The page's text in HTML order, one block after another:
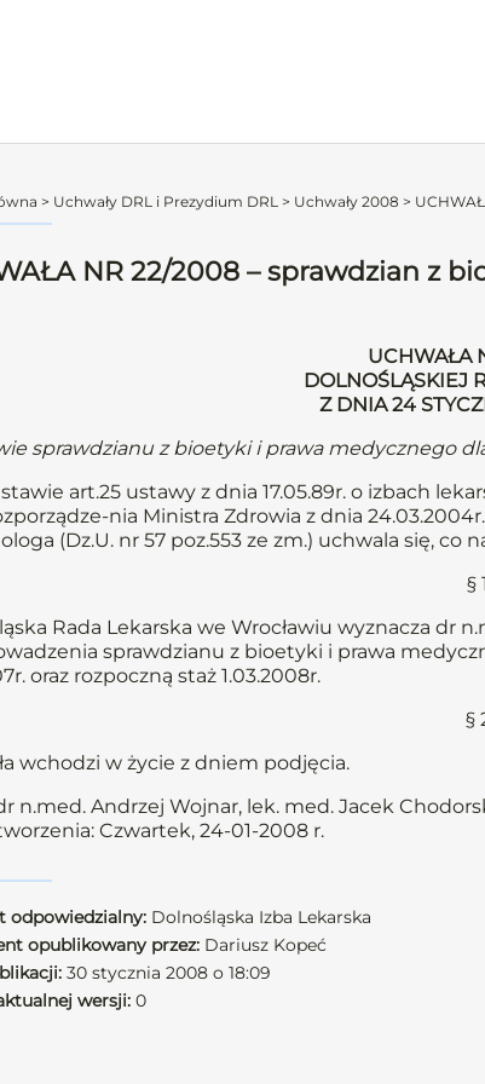
> Uchwały DRL i Prezydium DRL > Uchwały 2008 >
NR 22/2008 – sprawdzian z
UCHWAŁA
DOLNOŚLĄSKIEJ
Z DNIA 24
sprawdzianu z bioetyki i prawa medycznego
art.25 ustawy z dnia 17.05.89r. o izbach
nia Ministra Zdrowia z dnia
(Dz.U. nr 57 poz.553 ze zm.) uchwala się, co
§ 1
Rada Lekarska we Wrocławiu wyznacza dr
sprawdzianu z bioetyki i prawa
oraz rozpoczną staż 1.03.2008r.
§
wchodzi w życie z dniem podjęcia.
n.med. Andrzej Wojnar, lek. med. Jacek
Czwartek, 24-01-2008 r.
odpowiedzialny: Dolnośląska Izba Lekarska
opublikowany przez: Dariusz Kopeć
30 stycznia 2008 o 18:09
wersji: 0